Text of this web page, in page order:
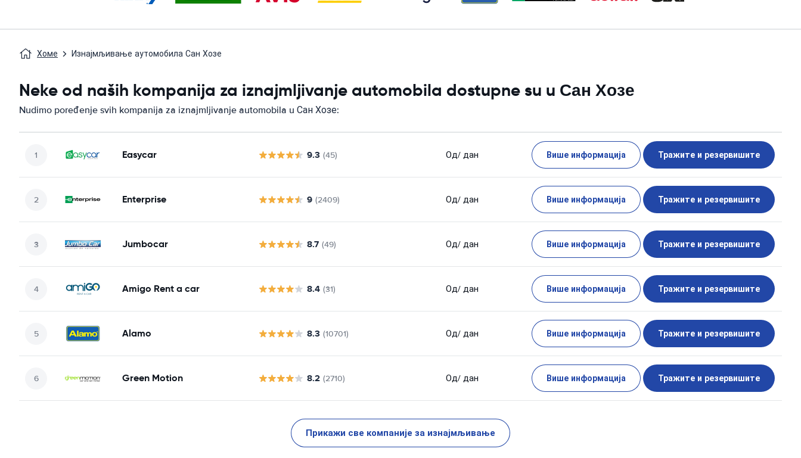
Хоме Изнајмљивање аутомобила Сан Хозе
Neke od naših kompanija za iznajmljivanje automobila dostupne su u Сан Хозе
Nudimo poređenje svih kompanija za iznajmljivanje automobila u Сан Хозе:
Easycar 9.3 (45) Од/ дан Више информација Тражите и резервишите
Enterprise 9 (2409) Од/ дан Више информација Тражите и резервишите
Jumbocar 8.7 (49) Од/ дан Више информација Тражите и резервишите
Amigo Rent a car 8.4 (31) Од/ дан Више информација Тражите и резервишите
Alamo 8.3 (10701) Од/ дан Више информација Тражите и резервишите
Green Motion 8.2 (2710) Од/ дан Више информација Тражите и резервишите
Прикажи све компаније за изнајмљивање